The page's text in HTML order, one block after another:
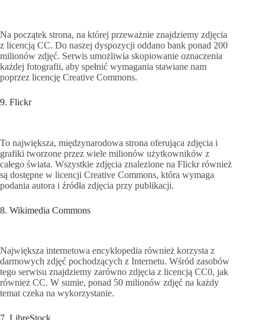
Na początek strona, na której przeważnie znajdziemy zdjęcia
z licencją CC. Do naszej dyspozycji oddano bank ponad 200
milionów zdjęć. Serwis umożliwia skopiowanie oznaczenia
każdej fotografii, aby spełnić wymagania stawiane nam
poprzez licencję Creative Commons.
9. Flickr
To największa, międzynarodowa strona oferująca zdjęcia i
grafiki tworzone przez wiele milionów użytkowników z
całego świata. Wszystkie zdjęcia znalezione na Flickr również
są dostępne w licencji Creative Commons, która wymaga
podania autora i źródła zdjęcia przy publikacji.
8. Wikimedia Commons
Największa internetowa encyklopedia również korzysta z
darmowych zdjęć pochodzących z Internetu. Wśród zasobów
tego serwisu znajdziemy zarówno zdjęcia z licencją CC0, jak
również CC. W sumie, ponad 50 milionów zdjęć na każdy
temat czeka na wykorzystanie.